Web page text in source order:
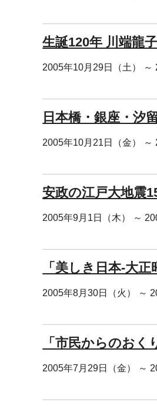
生誕120年 川端龍
2005年10月29日（土） ～
日本橋・銀座・汐
2005年10月21日（金） ～
安政の江戸大地震
2005年9月1日（木） ～
「美しき日本-大
2005年8月30日（火） ～
「市民からのおく
2005年7月29日（金） ～